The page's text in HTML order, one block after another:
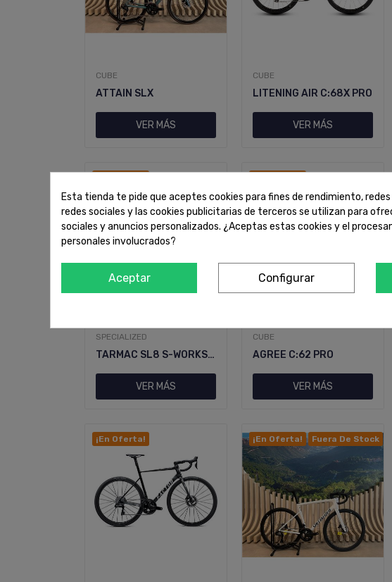
VER MÁS
CUBE
ATTAIN SLX
VER MÁS
CUBE
LITENING AIR C:68X PRO
VER MÁS
SPECIALIZED
TARMAC SL8 S-WORKS MONTAJE CARTA EMEBIKES
VER MÁS
CUBE
AGREE C:62 PRO
¡En Oferta! ¡En Oferta! Fuera De Stock
Esta tienda te pide que aceptes cookies para fines de rendimiento, redes
redes sociales y las cookies publicitarias de terceros se utilizan para
sociales y anuncios personalizados. ¿Aceptas estas cookies y el
personales involucrados?
Aceptar Configurar